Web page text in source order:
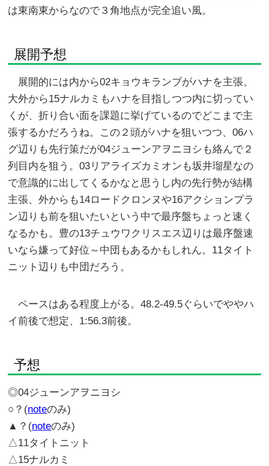
は東南東からなので３角地点が完全追い風。
展開予想
展開的には内から02キョウキランブがハナを主張。
大外から15ナルカミもハナを目指しつつ内に切ってい
くが、折り合い面を課題に挙げているのでどこまで主
張するかだろうね。この２頭がハナを狙いつつ、06ハ
グ辺りも先行策だが04ジューンアヲニヨシも絡んで２
列目内を狙う。03リアライズカミオンも坂井瑠星なの
で意識的に出してくるかなと思うし内の先行勢が結構
主張、外からも14ロードクロンヌや16アクションプラ
ン辺りも前を狙いたいという中で最序盤ちょっと速く
なるかも。豊の13チュウワクリスエス辺りは最序盤速
いなら嫌って好位～中団もあるかもしれん。11タイト
ニット辺りも中団だろう。
ペースはある程度上がる。48.2-49.5ぐらいでややハ
イ前後で想定、1:56.3前後。
予想
◎04ジューンアヲニヨシ
○？(noteのみ)
▲？(noteのみ)
△11タイトニット
△15ナルカミ